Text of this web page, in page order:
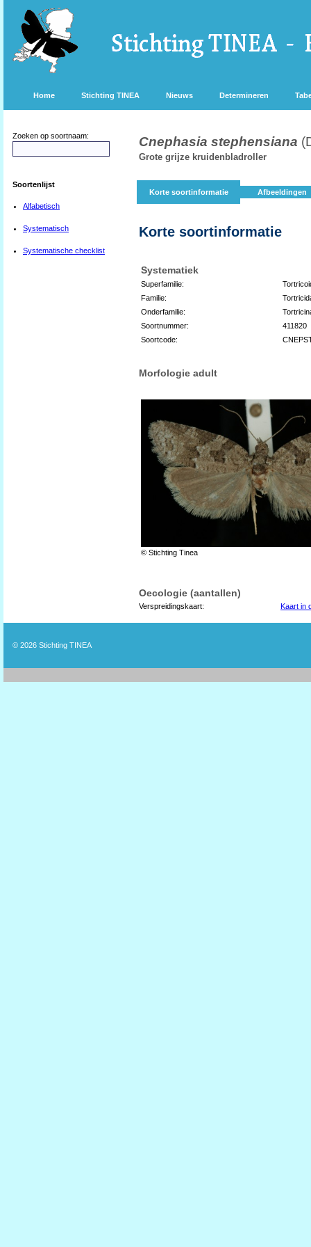
Home Stichting TINEA Nieuws Determineren
Zoeken op soortnaam:
Soortenlijst
Alfabetisch
Systematisch
Systematische checklist
Cnephasia stephensiana
Grote grijze kruidenbladroller
Korte soortinformatie Afbeeldingen
Korte soortinformatie
Systematiek
Superfamilie:
Familie:
Onderfamilie:
Soortnummer:
411820
Soortcode:
Morfologie adult
© Stichting Tinea
Oecologie (aantallen)
Verspreidingskaart: Kaart in
© 2026 Stichting TINEA